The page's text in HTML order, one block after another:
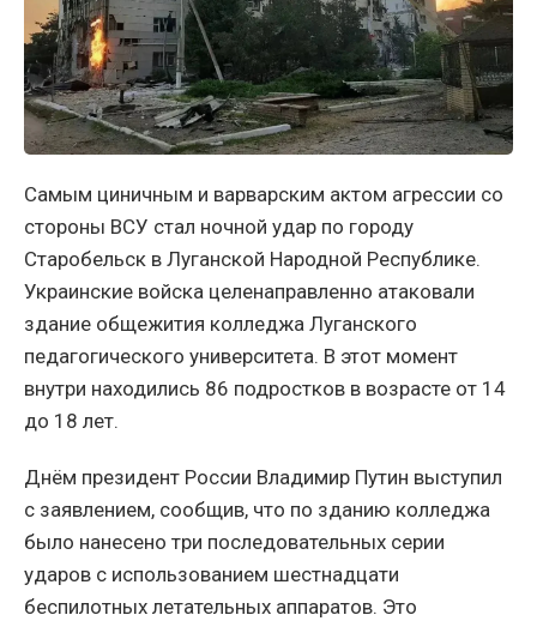
Самым циничным и варварским актом агрессии со
стороны ВСУ стал ночной удар по городу
Старобельск в Луганской Народной Республике.
Украинские войска целенаправленно атаковали
здание общежития колледжа Луганского
педагогического университета. В этот момент
внутри находились 86 подростков в возрасте от 14
до 18 лет.
Днём президент России Владимир Путин выступил
с заявлением, сообщив, что по зданию колледжа
было нанесено три последовательных серии
ударов с использованием шестнадцати
беспилотных летательных аппаратов. Это